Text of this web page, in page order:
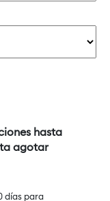
hasta
agotar
días para